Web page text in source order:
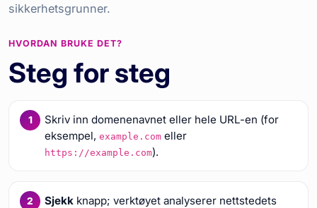
sikkerhetsgrunner.
HVORDAN BRUKE DET?
Steg for steg
Skriv inn domenenavnet eller hele URL-en (for
eksempel, example.comeller
https://example.com).
Sjekkknapp; verktøyet analyserer nettstedets